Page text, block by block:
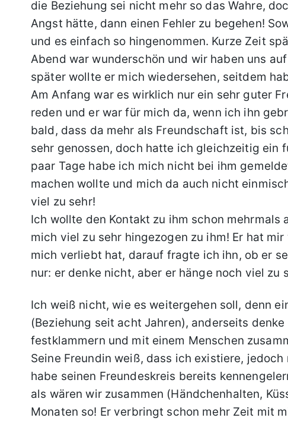
die Beziehung sei nicht mehr so das Wahre,
Angst hätte, dann einen Fehler zu begehen!
und es einfach so hingenommen. Kurze Zeit
Abend war wunderschön und wir haben uns
später wollte er mich wiedersehen, seitdem
Am Anfang war es wirklich nur ein sehr guter
reden und er war für mich da, wenn ich ihn
bald, dass da mehr als Freundschaft ist, bis
sehr genossen, doch hatte ich gleichzeitig ein
paar Tage habe ich mich nicht bei ihm
machen wollte und mich da auch nicht
viel zu sehr!
Ich wollte den Kontakt zu ihm schon
mich viel zu sehr hingezogen zu ihm! Er hat
mich verliebt hat, darauf fragte ich ihn, ob er
nur: er denke nicht, aber er hänge noch viel
Ich weiß nicht, wie es weitergehen soll, denn
(Beziehung seit acht Jahren), anderseits
festklammern und mit einem Menschen
Seine Freundin weiß, dass ich existiere,
habe seinen Freundeskreis bereits
als wären wir zusammen (Händchenhalten,
Monaten so! Er verbringt schon mehr Zeit mit